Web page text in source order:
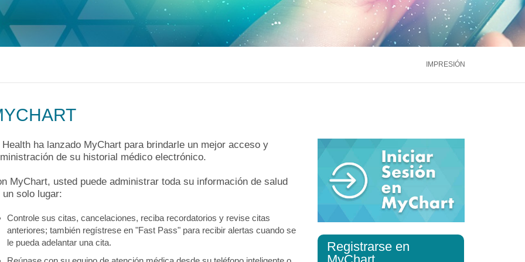
Drepanocítica
Urgente
Médula Ósea
Riñón
Pagar Factura Contáctenos Llámenos 866.600.2273
IMPRESIÓN
Health ha lanzado MyChart para brindarle un mejor acceso y
de su historial médico electrónico.
MyChart, usted puede administrar toda su información de salud
un solo lugar:
Controle sus citas, cancelaciones, reciba recordatorios y revise citas
anteriores; también regístrese en "Fast Pass" para recibir alertas cuando se
le pueda adelantar una cita.
Registrarse en